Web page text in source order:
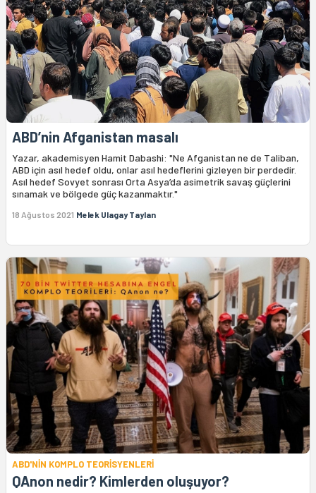
ABD’nin Afganistan masalı
Yazar, akademisyen Hamit Dabashi: "Ne Afganistan ne de Taliban,
ABD için asıl hedef oldu, onlar asıl hedeflerini gizleyen bir perdedir.
Asıl hedef Sovyet sonrası Orta Asya’da asimetrik savaş güçlerini
sınamak ve bölgede güç kazanmaktır."
18 Ağustos 2021 Melek Ulagay Taylan
ABD'NİN KOMPLO TEORİSYENLERİ
QAnon nedir? Kimlerden oluşuyor?